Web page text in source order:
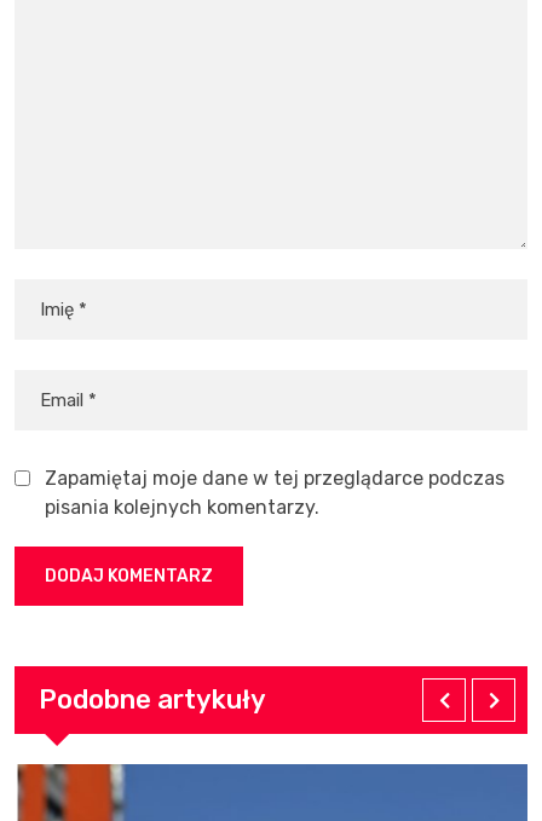
Zapamiętaj moje dane w tej przeglądarce podczas
pisania kolejnych komentarzy.
Podobne artykuły